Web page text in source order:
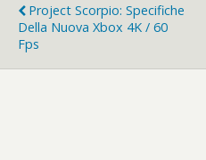
Project Scorpio: Specifiche
Della Nuova Xbox 4K / 60
Fps